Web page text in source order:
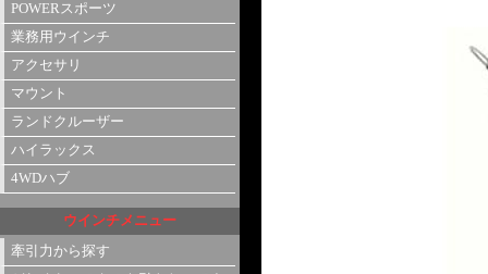
POWERスポーツ
業務用ウインチ
アクセサリ
マウント
ランドクルーザー
ハイラックス
4WDハブ
ウインチメニュー
牽引力から探す